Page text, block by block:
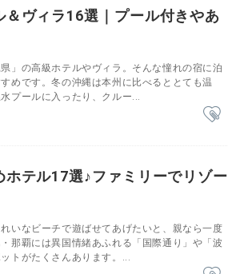
ヴィラ16選｜プール付きやあ
」の高級ホテルやヴィラ。そんな憧れの宿に泊
めです。冬の沖縄は本州に比べるととても温
プールに入ったり、クルー...
テル17選♪ファミリーでリゾー
いなビーチで遊ばせてあげたいと、親なら一度
那覇には異国情緒あふれる「国際通り」や「波
トがたくさんあります。...